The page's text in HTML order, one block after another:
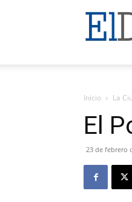
El
Digital
Neuquen
Inicio La
El
23 de febrero